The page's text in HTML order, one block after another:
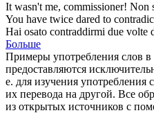
It wasn't me, commissioner! Non
You have twice dared to
Hai osato contraddirmi due volte
Больше
Примеры употребления слов в
предоставляются
е. для изучения употребления
их перевода на другой. Все
из открытых источников с